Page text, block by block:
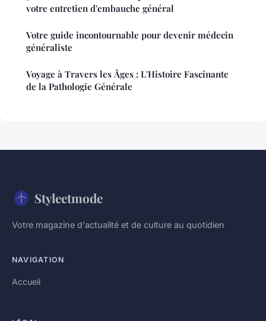
votre entretien d'embauche général
Votre guide incontournable pour devenir médecin
généraliste
Voyage à Travers les Âges : L'Histoire Fascinante
de la Pathologie Générale
Styleetmode
Votre magazine d'actualité et de culture au quotidien
NAVIGATION
Accueil